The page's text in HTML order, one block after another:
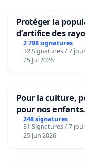
Protéger la
d’artifice des
2 798 signatures
32 Signatures / 7
25 Jul 2026
Pour la culture,
pour nos enfants.
248 signatures
31 Signatures / 7
25 Jun 2026